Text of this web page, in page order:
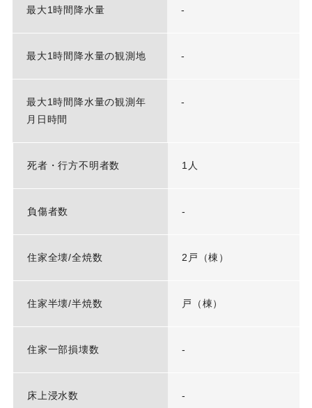
最大1時間降水量 -
最大1時間降水量の観測地 -
最大1時間降水量の観測年
月日時間
-
死者・行方不明者数 1人
負傷者数 -
住家全壊/全焼数 2戸（棟）
住家半壊/半焼数 戸（棟）
住家一部損壊数 -
床上浸水数 -